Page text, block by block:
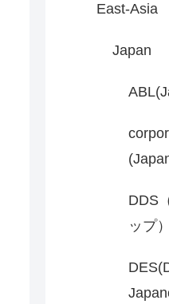
East-Asia
Japan
DDS
ップ